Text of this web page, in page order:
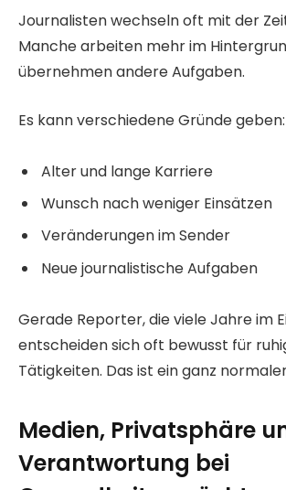
Journalisten wechseln oft mit der
Manche arbeiten mehr im
übernehmen andere Aufgaben.
Es kann verschiedene Gründe geben:
Alter und lange Karriere
Wunsch nach weniger Einsätzen
Veränderungen im Sender
Neue journalistische Aufgaben
Gerade Reporter, die viele Jahre im
entscheiden sich oft bewusst für
Tätigkeiten. Das ist ein ganz
Medien, Privatsphäre
Verantwortung bei